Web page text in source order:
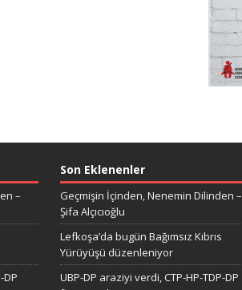
–
DP
Son Eklenenler
Geçmişin İçinden, Nenemin Dilinden –
Şifa Alçıcıoğlu
Lefkoşa’da bugün Bağımsız Kıbrıs
Yürüyüşü düzenleniyor
UBP-DP araziyi verdi, CTP-HP-TDP-DP